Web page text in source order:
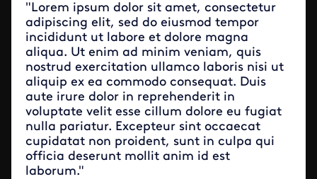
"Lorem ipsum dolor sit amet, consectetur
adipiscing elit, sed do eiusmod tempor
incididunt ut labore et dolore magna
aliqua. Ut enim ad minim veniam, quis
nostrud exercitation ullamco laboris nisi ut
aliquip ex ea commodo consequat. Duis
aute irure dolor in reprehenderit in
voluptate velit esse cillum dolore eu fugiat
nulla pariatur. Excepteur sint occaecat
cupidatat non proident, sunt in culpa qui
officia deserunt mollit anim id est
laborum."